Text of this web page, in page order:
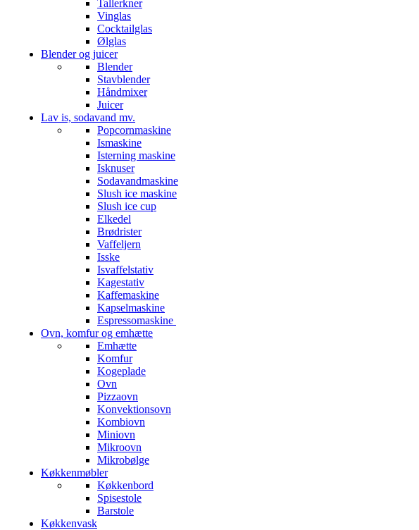
Tallerkner
Vinglas
Cocktailglas
Ølglas
Blender og juicer
Blender
Stavblender
Håndmixer
Juicer
Lav is, sodavand mv.
Popcornmaskine
Ismaskine
Isterning maskine
Isknuser
Sodavandmaskine
Slush ice maskine
Slush ice cup
Elkedel
Brødrister
Vaffeljern
Isske
Isvaffelstativ
Kagestativ
Kaffemaskine
Kapselmaskine
Espressomaskine
Ovn, komfur og emhætte
Emhætte
Komfur
Kogeplade
Ovn
Pizzaovn
Konvektionsovn
Kombiovn
Miniovn
Mikroovn
Mikrobølge
Køkkenmøbler
Køkkenbord
Spisestole
Barstole
Køkkenvask